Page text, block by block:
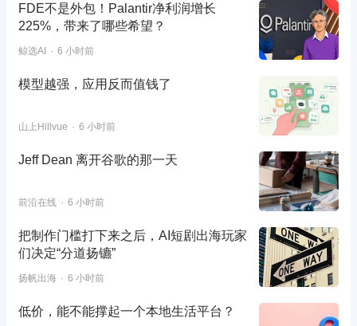
FDE不是外包！Palantir净利润增长
225%，带来了哪些希望？
鲸选AI 6 小时前
模型越强，应用反而值钱了
山上Hillvue 6 小时前
Jeff Dean 离开谷歌的那一天
前沿在线 6 小时前
把制作门槛打下来之后，AI短剧出海玩家
们决定“分道扬镳”
扬帆出海 6 小时前
低价，能不能撑起一个本地生活平台？